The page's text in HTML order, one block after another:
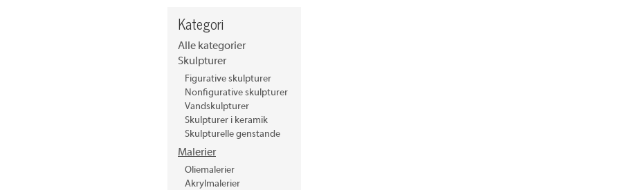
Kategori
Alle kategorier
Skulpturer
Figurative skulpturer
Nonfigurative skulpturer
Vandskulpturer
Skulpturer i keramik
Skulpturelle genstande
Malerier
Oliemalerier
Akrylmalerier